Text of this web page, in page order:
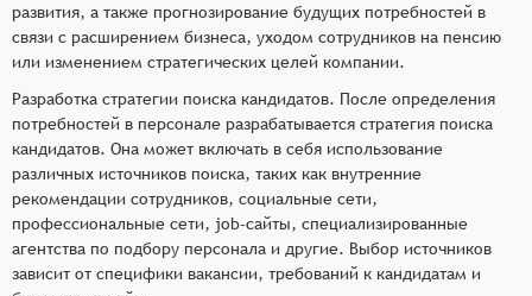
развития, а также прогнозирование будущих потребностей в
связи с расширением бизнеса, уходом сотрудников на пенсию
или изменением стратегических целей компании.
Разработка стратегии поиска кандидатов. После определения
потребностей в персонале разрабатывается стратегия поиска
кандидатов. Она может включать в себя использование
различных источников поиска, таких как внутренние
рекомендации сотрудников, социальные сети,
профессиональные сети, job-сайты, специализированные
агентства по подбору персонала и другие. Выбор источников
зависит от специфики вакансии, требований к кандидатам и